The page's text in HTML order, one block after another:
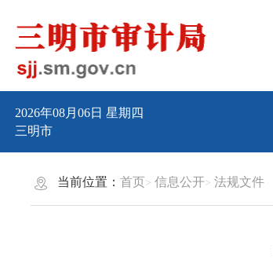
2026年08月06日星期四
三明市
当前位置：首页 信息公开 法规文件